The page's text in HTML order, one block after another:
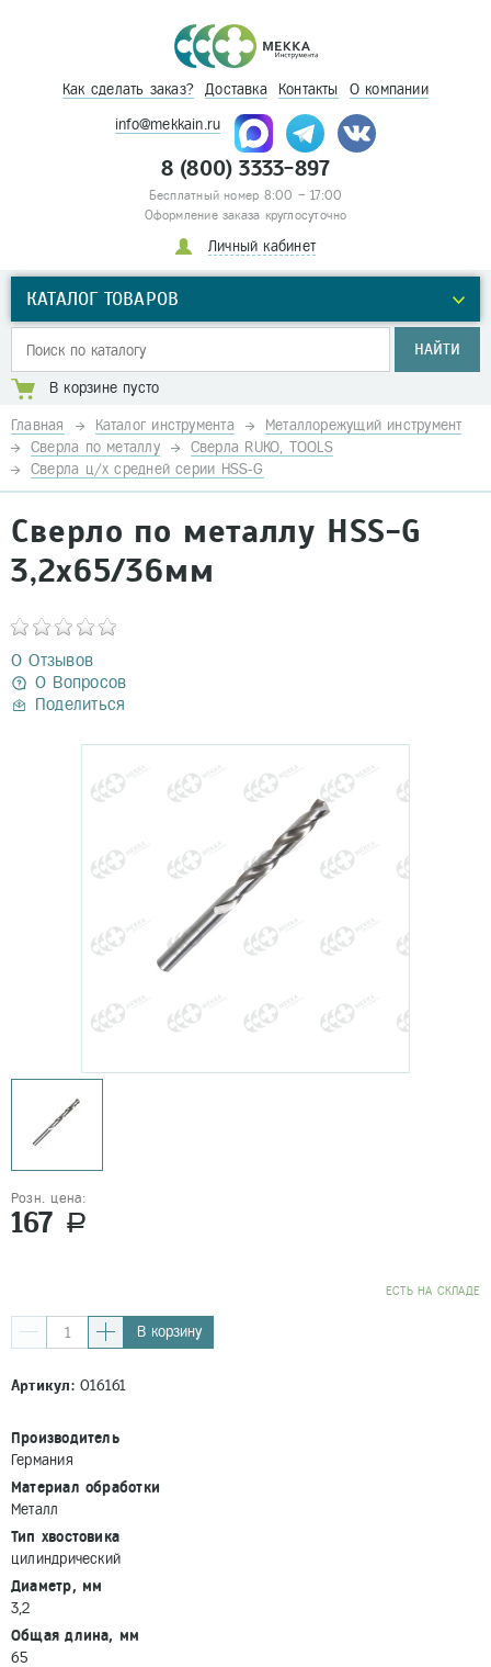
Как сделать заказ? Доставка Контакты О компании
info@mekkain.ru
8 (800) 3333-897
Бесплатный номер 8:00 – 17:00
Оформление заказа круглосуточно
Личный кабинет
КАТАЛОГ ТОВАРОВ
НАЙТИ
В корзине пусто
Главная Каталог инструмента
Металлорежущий инструмент
Сверла по металлу
Сверла RUKO, TOOLS
Сверла ц/х средней серии HSS-G
Сверло по металлу HSS-G
3,2х65/36мм
0 Отзывов
0 Вопросов
Поделиться
Розн. цена:
167 a
EСТЬ НА СКЛАДЕ
В корзину
Артикул:016161
Производитель
Германия
Материал обработки
Металл
Тип хвостовика
цилиндрический
Диаметр, мм
3,2
Общая длина, мм
65